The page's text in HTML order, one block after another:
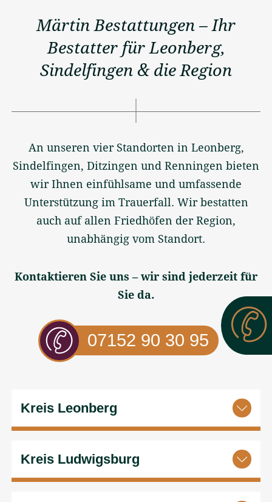
Märtin Bestattungen – Ihr
Bestatter für Leonberg,
Sindelfingen & die Region
An unseren vier Standorten in Leonberg,
Sindelfingen, Ditzingen und Renningen bieten
wir Ihnen einfühlsame und umfassende
Unterstützung im Trauerfall. Wir bestatten
auch auf allen Friedhöfen der Region,
unabhängig vom Standort.
Kontaktieren Sie uns – wir sind jederzeit für
Sie da.
07152 90 30 95
Kreis Leonberg
Kreis Ludwigsburg